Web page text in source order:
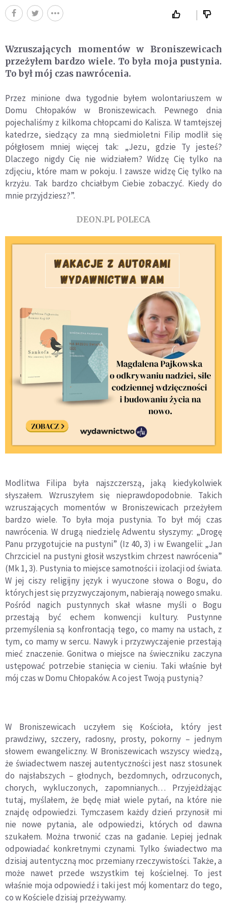
Wzruszających momentów w Broniszewicach
przeżyłem bardzo wiele. To była moja pustynia.
To był mój czas nawrócenia.
Przez minione dwa tygodnie byłem wolontariuszem w
Domu Chłopaków w Broniszewicach. Pewnego dnia
pojechaliśmy z kilkoma chłopcami do Kalisza. W tamtejszej
katedrze, siedzący za mną siedmioletni Filip modlił się
półgłosem mniej więcej tak: „Jezu, gdzie Ty jesteś?
Dlaczego nigdy Cię nie widziałem? Widzę Cię tylko na
zdjęciu, które mam w pokoju. I zawsze widzę Cię tylko na
krzyżu. Tak bardzo chciałbym Ciebie zobaczyć. Kiedy do
mnie przyjdziesz?”.
DEON.PL POLECA
Modlitwa Filipa była najszczerszą, jaką kiedykolwiek
słyszałem. Wzruszyłem się nieprawdopodobnie. Takich
wzruszających momentów w Broniszewicach przeżyłem
bardzo wiele. To była moja pustynia. To był mój czas
nawrócenia. W drugą niedzielę Adwentu słyszymy: „Drogę
Panu przygotujcie na pustyni” (Iz 40, 3) i w Ewangelii: „Jan
Chrzciciel na pustyni głosił wszystkim chrzest nawrócenia”
(Mk 1, 3). Pustynia to miejsce samotności i izolacji od świata.
W jej ciszy religijny język i wyuczone słowa o Bogu, do
których jest się przyzwyczajonym, nabierają nowego smaku.
Pośród nagich pustynnych skał własne myśli o Bogu
przestają być echem konwencji kultury. Pustynne
przemyślenia są konfrontacją tego, co mamy na ustach, z
tym, co mamy w sercu. Nawyk i przyzwyczajenie przestają
mieć znaczenie. Gonitwa o miejsce na świeczniku zaczyna
ustępować potrzebie stanięcia w cieniu. Taki właśnie był
mój czas w Domu Chłopaków. A co jest Twoją pustynią?
W Broniszewicach uczyłem się Kościoła, który jest
prawdziwy, szczery, radosny, prosty, pokorny – jednym
słowem ewangeliczny. W Broniszewicach wszyscy wiedzą,
że świadectwem naszej autentyczności jest nasz stosunek
do najsłabszych – głodnych, bezdomnych, odrzuconych,
chorych, wykluczonych, zapomnianych… Przyjeżdżając
tutaj, myślałem, że będę miał wiele pytań, na które nie
znajdę odpowiedzi. Tymczasem każdy dzień przynosił mi
nie nowe pytania, ale odpowiedzi, których od dawna
szukałem. Można trwonić czas na gadanie. Lepiej jednak
odpowiadać konkretnymi czynami. Tylko świadectwo ma
dzisiaj autentyczną moc przemiany rzeczywistości. Także, a
może nawet przede wszystkim tej kościelnej. To jest
właśnie moja odpowiedź i taki jest mój komentarz do tego,
co w Kościele dzisiaj przeżywamy.